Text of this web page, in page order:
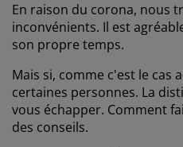
En raison du corona, nous
inconvénients. Il est
son propre temps.
Mais si, comme c'est le
certaines personnes. La
vous échapper. Comment
des conseils.